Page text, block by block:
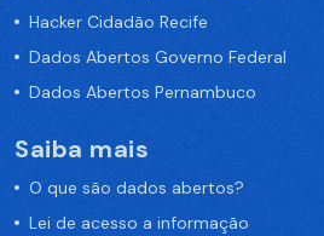
Hacker Cidadão Recife
Dados Abertos Governo Federal
Dados Abertos Pernambuco
Saiba mais
O que são dados abertos?
Lei de acesso a informação